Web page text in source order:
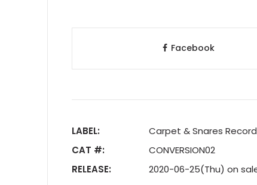
Facebook
LABEL:
Carpet & Snares
CAT #:
CONVERSION02
RELEASE:
2020-06-25(Thu) on